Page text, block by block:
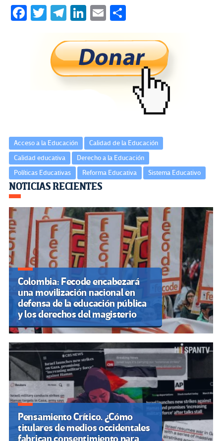
Fa T
tt
er
Te
gr
a
m
Li
ke
dI
n
E
ail m
p
ar
tir
Acceso a la Educación
Calidad de la Educación
Calidad educativa
Derecho a la Educación
Políticas Educativas
Reforma Educativa Sistema Educativo
Navegación
de
entradas
NOTICIAS RECIENTES
Colombia: Fecode encabezará
una movilización nacional en
defensa de la educación pública
y los derechos del magisterio
Pensamiento Crítico. ¿Cómo
titulares de medios occidentales